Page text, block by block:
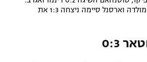
גראנדה גברה 0:2 על מולדה וארסנל סיימה ניצחה 1:3 את
0:3